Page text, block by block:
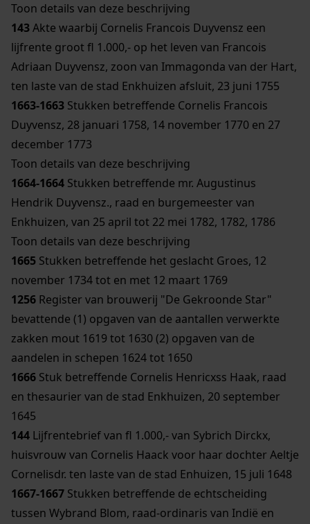
Toon details van deze beschrijving
143Akte waarbij Cornelis Francois Duyvensz een
lijfrente groot fl 1.000,- op het leven van Francois
Adriaan Duyvensz, zoon van Immagonda van der Hart,
ten laste van de stad Enkhuizen afsluit, 23 juni 1755
1663-1663 Stukken betreffende Cornelis Francois
Duyvensz, 28 januari 1758, 14 november 1770 en 27
december 1773
Toon details van deze beschrijving
1664-1664 Stukken betreffende mr. Augustinus
Hendrik Duyvensz., raad en burgemeester van
Enkhuizen, van 25 april tot 22 mei 1782, 1782, 1786
Toon details van deze beschrijving
1665 Stukken betreffende het geslacht Groes, 12
november 1734 tot en met 12 maart 1769
1256 Register van brouwerij "De Gekroonde Star"
bevattende (1) opgaven van de aantallen verwerkte
zakken mout 1619 tot 1630 (2) opgaven van de
aandelen in schepen 1624 tot 1650
1666 Stuk betreffende Cornelis Henricxss Haak, raad
en thesaurier van de stad Enkhuizen, 20 september
1645
144 Lijfrentebrief van fl 1.000,- van Sybrich Dirckx,
huisvrouw van Cornelis Haack voor haar dochter Aeltje
Cornelisdr. ten laste van de stad Enhuizen, 15 juli 1648
1667-1667 Stukken betreffende de echtscheiding
tussen Wybrand Blom, raad-ordinaris van Indië en